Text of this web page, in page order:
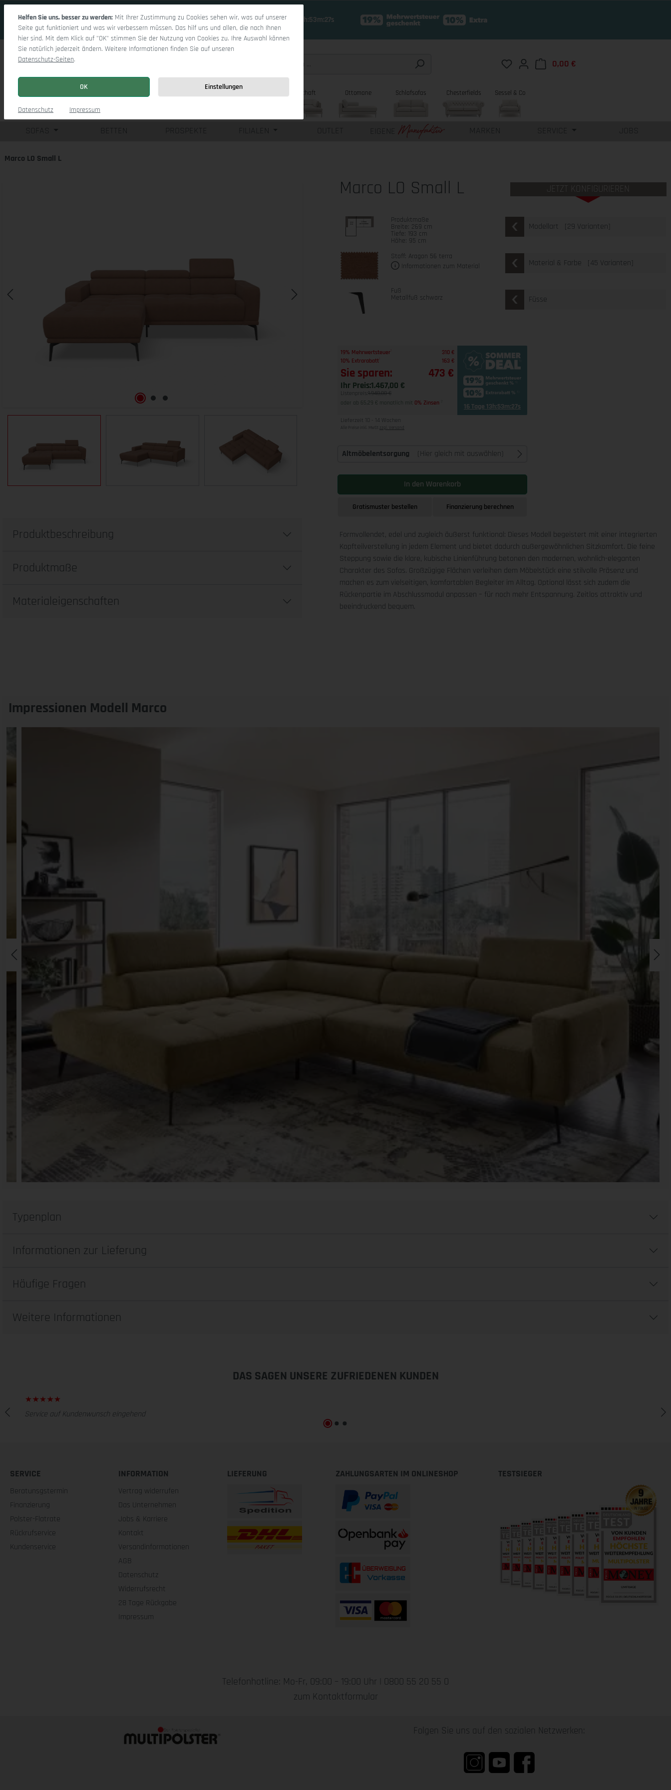
16 Tage 13h:53m:25s
Du hast 0 Produkte auf dem Merkzettel
0,00 €
Wohnlandschaft Ottomane Schlafsofas Chesterfields Sessel & Co
BETTEN PROSPEKTE FILIALEN OUTLET EIGENE MARKEN SERVICE JOBS
Marco LO Small L
Marco LO Small L JETZT KONFIGURIEREN
Produktmaße
Breite: 269 cm
Tiefe: 193 cm
Höhe: 95 cm
Modellart [29 Varianten]
Stoff: Aragon 56 terra
Informationen zum Material
Material & Farbe [45 Varianten]
Fuß
Metallfuß schwarz Füsse
19% Mehrwertsteuer
310 €
10% Extrarabatt
163 €
Sie sparen: 473 €
Ihr Preis:1.467,00 €
Listenpreis: 1.940,00 €
oder ab 65,29 € monatlich mit 0% Zinsen 16 Tage 13h:53m:25s
Lieferzeit 10 - 14 Wochen
Alle Preise inkl. MwSt zzgl. Versand
Altmöbelentsorgung (Hier gleich mit auswählen)
In den Warenkorb
Gratismuster bestellen Finanzierung berechnen
Formvollendet, edel und zugleich äußerst funktional: Dieses Modell begeistert mit einer integrierten
Kopfteilverstellung in jedem Element und bietet dadurch außergewöhnlichen Sitzkomfort. Die feine
Steppung sowie die klare, kubische Linienführung betonen den modernen, wohnlich-eleganten
Charakter des Sofas. Großzügige Flächen verleihen dem Möbelstück eine stilvolle Präsenz und
machen es zum vielseitigen, komfortablen Begleiter im Alltag. Optional lässt sich zudem die
Rückenpartie im Abschlussmodul anpassen – für noch mehr Entspannung. Zeitlos attraktiv und
beeindruckend bequem.
Produktbeschreibung
Produktmaße
Materialeigenschaften
Impressionen Modell Marco
Typenplan
Informationen zur Lieferung
Häufige Fragen
Weitere Informationen
DAS SAGEN UNSERE ZUFRIEDENEN KUNDEN
Service auf Kundenwunsch eingehend
SERVICE
Beratunsgstermin
Finanzierung
Polster-Flatrate
Rückrufservice
Kundenservice
INFORMATION
Vertrag widerrufen
Das Unternehmen
Jobs & Karriere
Kontakt
Versandinformationen
AGB
Datenschutz
Widerrufsrecht
28 Tage Rückgabe
Impressum
LIEFERUNG ZAHLUNGSARTEN IM ONLINESHOP TESTSIEGER
Telefonhotline: Mo-Fr, 09:00 – 19:00 Uhr | 0800 55 20 55 0
zum Kontaktformular
Folgen Sie uns auf den sozialen Netzwerken:
Helfen Sie uns, besser zu werden: Mit Ihrer Zustimmung zu Cookies sehen wir, was auf unserer
Seite gut funktioniert und was wir verbessern müssen. Das hilf uns und allen, die nach Ihnen
hier sind. Mit dem Klick auf "OK" stimmen Sie der Nutzung von Cookies zu. Ihre Auswahl können
Sie natürlich jederzeit ändern. Weitere Informationen finden Sie auf unseren
Datenschutz-Seiten.
OK Einstellungen
Datenschutz Impressum